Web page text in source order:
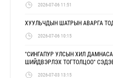
2026-07-06 11:51
ХУУЛЬЧДЫН ШАТРЫН АВАРГА
2026-07-06 10:15
"СИНГАПУР УЛСЫН ХИЛ
ШИЙДВЭРЛЭХ ТОГТОЛЦОО"
2026-07-03 13:15